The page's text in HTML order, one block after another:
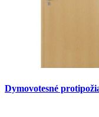
Dymovotesné